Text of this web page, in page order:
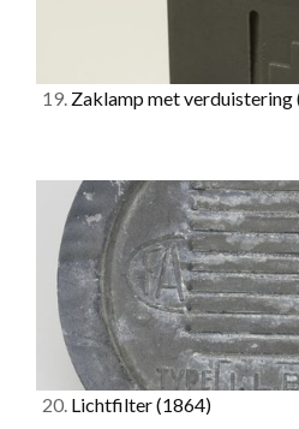
19. Zaklamp met verduistering
20. Lichtfilter(1864)